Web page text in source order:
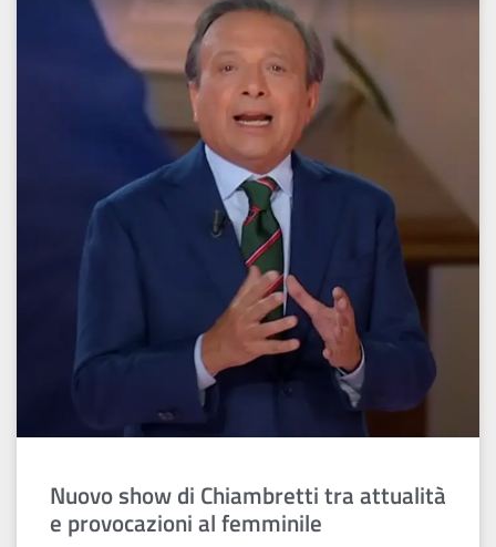
Nuovo show di Chiambretti tra attualità
e provocazioni al femminile